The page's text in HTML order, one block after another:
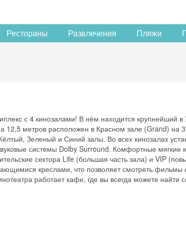
Рестораны Развлечения Пляжи
с 4 кинозалами! В нём находится крупнейший в
12,5 метров расположен в Красном зале (Grand) на
Зеленый и Синий залы. Во всех кинозалах
системы Dolby Surround. Комфортные мягкие
сектора Life (большая часть зала) и VIP
креслами, что позволяет смотреть фильмы
работает кафе, где вы всегда можете найти